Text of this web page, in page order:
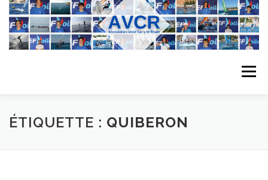
Aller
contenu
Menu
ACCUEIL L’ASSOCIATION ACTIVITÉS DU CLUB
ÉTIQUETTE : QUIBERON